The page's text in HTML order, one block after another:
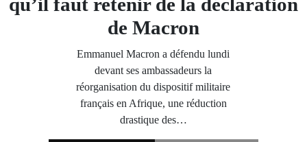
de Macron
Emmanuel Macron a défendu lundi
devant ses ambassadeurs la
réorganisation du dispositif militaire
français en Afrique, une réduction
drastique des…